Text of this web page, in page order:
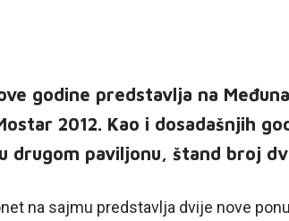
godine predstavlja na
2012. Kao i dosadašnjih
drugom paviljonu, štand broj
na sajmu predstavlja dvije nove